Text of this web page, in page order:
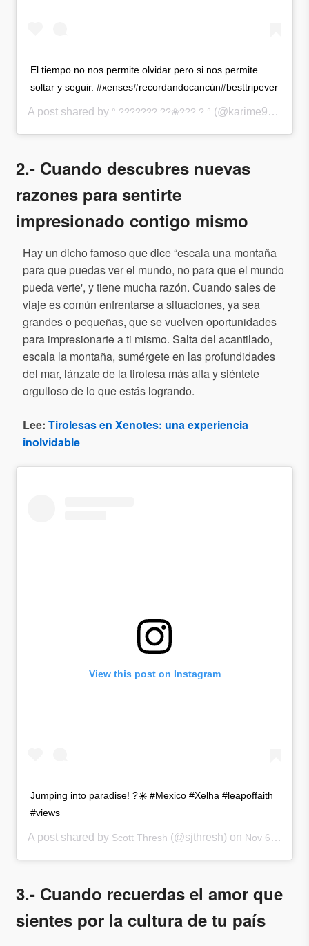
El tiempo no nos permite olvidar pero si nos permite
soltar y seguir. #xenses#recordandocancún#besttripever
A post shared by ° ??????? ??❀??? ? ° (@karime92) on
2.- Cuando descubres nuevas
razones para sentirte
impresionado contigo mismo
Hay un dicho famoso que dice “escala una montaña
para que puedas ver el mundo, no para que el mundo
pueda verte', y tiene mucha razón. Cuando sales de
viaje es común enfrentarse a situaciones, ya sea
grandes o pequeñas, que se vuelven oportunidades
para impresionarte a ti mismo. Salta del acantilado,
escala la montaña, sumérgete en las profundidades
del mar, lánzate de la tirolesa más alta y siéntete
orgulloso de lo que estás logrando.
Lee: Tirolesas en Xenotes: una experiencia
inolvidable
View this post on Instagram
Jumping into paradise! ?☀️ #Mexico #Xelha #leapoffaith
#views
A post shared by Scott Thresh (@sjthresh) on Nov 6, 2017 at 10:55am PST
3.- Cuando recuerdas el amor que
sientes por la cultura de tu país